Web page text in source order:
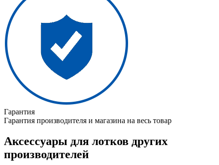
Гарантия
Гарантия производителя и магазина на весь товар
Аксессуары для лотков других
производителей